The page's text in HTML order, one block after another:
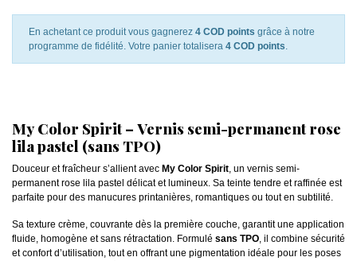
En achetant ce produit vous gagnerez 4 COD points grâce à notre
programme de fidélité. Votre panier totalisera 4 COD points.
My Color Spirit – Vernis semi-permanent rose
lila pastel (sans TPO)
Douceur et fraîcheur s’allient avec My Color Spirit, un vernis semi-
permanent rose lila pastel délicat et lumineux. Sa teinte tendre et raffinée est
parfaite pour des manucures printanières, romantiques ou tout en subtilité.
Sa texture crème, couvrante dès la première couche, garantit une application
fluide, homogène et sans rétractation. Formulé sans TPO, il combine sécurité
et confort d’utilisation, tout en offrant une pigmentation idéale pour les poses